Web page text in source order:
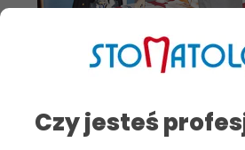
Czy jesteś